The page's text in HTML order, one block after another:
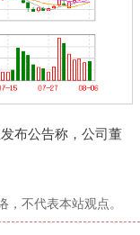
布公告称，公司董
不代表本站观点。